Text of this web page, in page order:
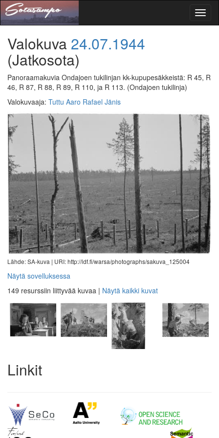
Valokuva 24.07.1944
(Jatkosota)
Panoraamakuvia Ondajoen tukilinjan kk-kupupesäkkeistä: R 45, R
46, R 87, R 88, R 89, R 110, ja R 113. (Ondajoen tukilinja)
Valokuvaaja: Tuttu Aaro Rafael Jänis
Lähde: SA-kuva | URI: http://ldf.fi/warsa/photographs/sakuva_125004
Näytä sovelluksessa
149 resurssiin liittyvää kuvaa | Näytä kaikki kuvat
Linkit